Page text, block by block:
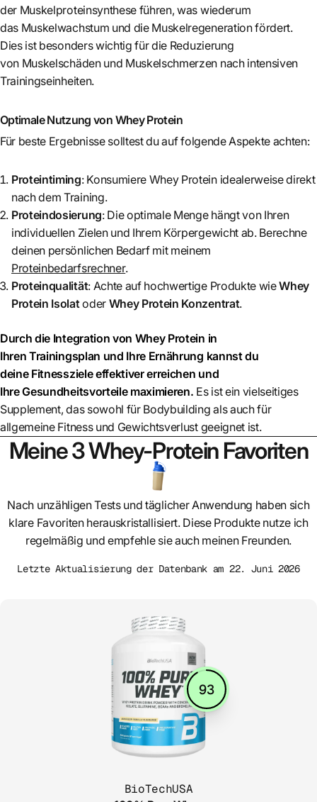
der Muskelproteinsynthese führen, was wiederum
das Muskelwachstum und die Muskelregeneration fördert.
Dies ist besonders wichtig für die Reduzierung
von Muskelschäden und Muskelschmerzen nach intensiven
Trainingseinheiten.
Optimale Nutzung von Whey Protein
Für beste Ergebnisse solltest du auf folgende Aspekte achten:
Proteintiming: Konsumiere Whey Protein idealerweise direkt
nach dem Training.
Proteindosierung: Die optimale Menge hängt von Ihren
individuellen Zielen und Ihrem Körpergewicht ab. Berechne
deinen persönlichen Bedarf mit meinem
Proteinbedarfsrechner.
Proteinqualität: Achte auf hochwertige Produkte wieWhey
Protein Isolatoder Whey Protein Konzentrat.
Durch die Integration von Whey Protein in
Ihren Trainingsplan und Ihre Ernährung kannst du
deine Fitnessziele effektiver erreichen und
Ihre Gesundheitsvorteile maximieren. Es ist ein vielseitiges
Supplement, das sowohl für Bodybuilding als auch für
allgemeine Fitness und Gewichtsverlust geeignet ist.
Meine 3 Whey-Protein Favoriten
🧋
Nach unzähligen Tests und täglicher Anwendung haben sich
klare Favoriten herauskristallisiert. Diese Produkte nutze ich
regelmäßig und empfehle sie auch meinen Freunden.
Letzte Aktualisierung der Datenbank am 22. Juni 2026
93
BioTechUSA